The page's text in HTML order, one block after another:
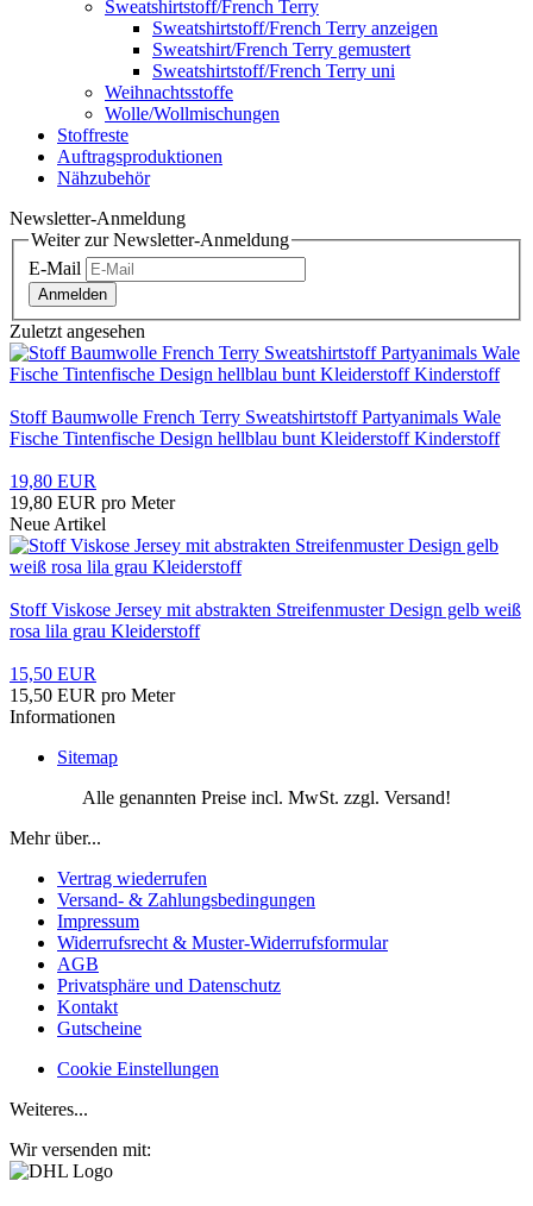
Sweatshirtstoff/French Terry
Sweatshirtstoff/French Terry anzeigen
Sweatshirt/French Terry gemustert
Sweatshirtstoff/French Terry uni
Weihnachtsstoffe
Wolle/Wollmischungen
Stoffreste
Auftragsproduktionen
Nähzubehör
Newsletter-Anmeldung
Weiter zur Newsletter-Anmeldung
E-Mail
Anmelden
Zuletzt angesehen
Stoff Baumwolle French Terry Sweatshirtstoff Partyanimals Wale
Fische Tintenfische Design hellblau bunt Kleiderstoff Kinderstoff
19,80 EUR
19,80 EUR pro Meter
Neue Artikel
Stoff Viskose Jersey mit abstrakten Streifenmuster Design gelb weiß
rosa lila grau Kleiderstoff
15,50 EUR
15,50 EUR pro Meter
Informationen
Sitemap
Alle genannten Preise incl. MwSt. zzgl. Versand!
Mehr über...
Vertrag wiederrufen
Versand- & Zahlungsbedingungen
Impressum
Widerrufsrecht & Muster-Widerrufsformular
AGB
Privatsphäre und Datenschutz
Kontakt
Gutscheine
Cookie Einstellungen
Weiteres...
Wir versenden mit: